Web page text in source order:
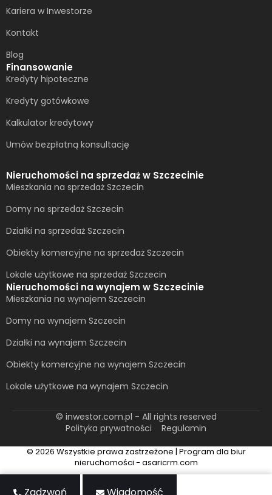
Kariera w Inwestorze
Kontakt
Blog
Finansowanie
Kredyty hipoteczne
Kredyty gotówkowe
Kalkulator kredytowy
Umów bezpłatną konsultację​
Nieruchomości na sprzedaż w Szczecinie
Mieszkania na sprzedaż Szczecin
Domy na sprzedaż Szczecin
Działki na sprzedaż Szczecin
Obiekty komercyjne na sprzedaż Szczecin
Lokale użytkowe na sprzedaż Szczecin
Nieruchomości na wynajem w Szczecinie
Mieszkania na wynajem Szczecin
Domy na wynajem Szczecin
Działki na wynajem Szczecin
Obiekty komercyjne na wynajem Szczecin
Lokale użytkowe na wynajem Szczecin
© inwestor.com.pl - All rights reserved
Polityka prywatności
Regulamin
© 2026 Wszystkie prawa zastrzeżone | Program dla biur
nieruchomości - asaricrm.com